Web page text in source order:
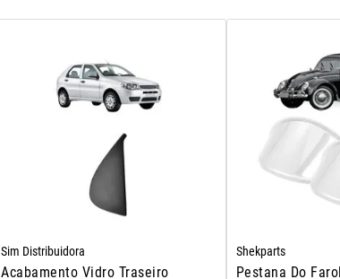
Sim Distribuidora
Acabamento Vidro Traseiro
Shekparts
Pestana Do